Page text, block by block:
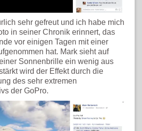
sehr gefreut und ich habe mich
in seiner Chronik erinnert, das
vor einigen Tagen mit einer
hat. Mark sieht auf
Sonnenbrille ein wenig aus
wird der Effekt durch die
des sehr extremen
der GoPro.